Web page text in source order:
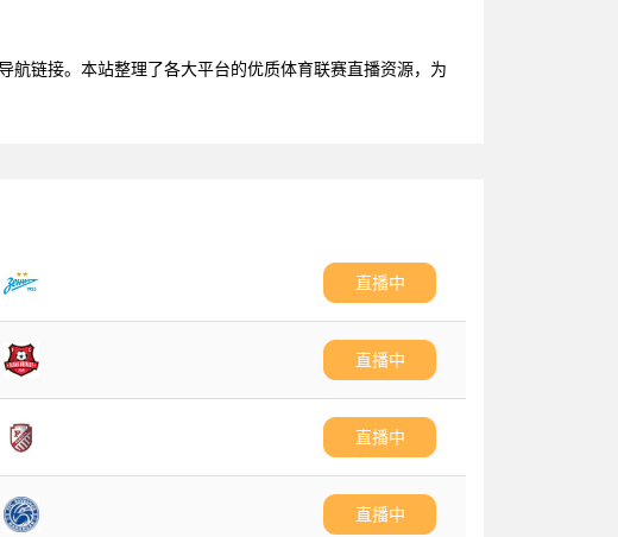
航链接。本站整理了各大平台的优质体育联赛直播资源，为
直播中
直播中
直播中
直播中